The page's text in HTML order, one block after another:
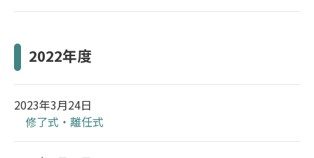
2022年度
2023年3月24日
修了式・離任式